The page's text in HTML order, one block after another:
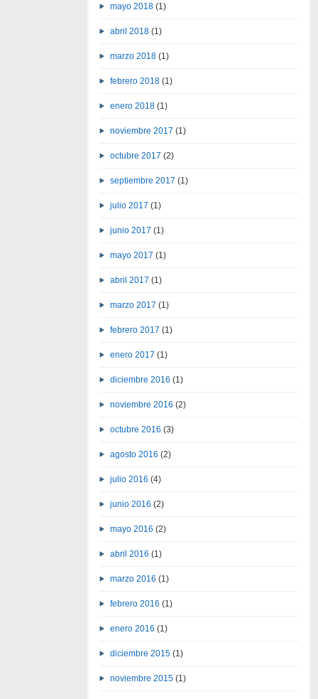
mayo 2018(1)
abril 2018(1)
marzo 2018(1)
febrero 2018(1)
enero 2018(1)
noviembre 2017 (1)
octubre 2017 (2)
septiembre 2017 (1)
julio 2017 (1)
junio 2017 (1)
mayo 2017 (1)
abril 2017 (1)
marzo 2017 (1)
febrero 2017 (1)
enero 2017 (1)
diciembre 2016 (1)
noviembre 2016 (2)
octubre 2016 (3)
agosto 2016 (2)
julio 2016 (4)
junio 2016 (2)
mayo 2016 (2)
abril 2016 (1)
marzo 2016 (1)
febrero 2016 (1)
enero 2016 (1)
diciembre 2015(1)
noviembre 2015(1)